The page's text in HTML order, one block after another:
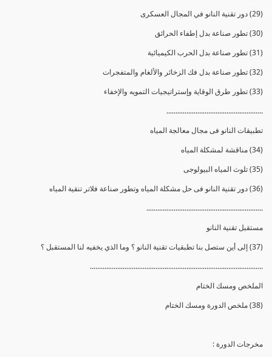
(29) دور تقنية النانو في المجال العسكرى
(30) تطور صناعة بدل إطفاء الحرائق
(31) تطور صناعة بدل الحرب الكيميائية
(32) تطور صناعة بدل فك الزخائر والألغام والمتفجرات
(33) تطور طرق الوقاية وإستراتيجيات التمويه والإخفاء
.....................................................
تطبيقات النانو فى مجال معالجة المياه
(34) مناقشة لمشكلة المياه
(35) تلوث المياه البيولوجى
(36) دور تقنية النانو فى حل مشكلة المياه وتطور صناعة فلاتر تنقية المياه
................................................................
مستقبل تقنية النانو
(37) إلى أين ستصل بنا تطبقيات تقنية النانو ؟ وما الذي يخفيه لنا المستقبل ؟
...............................................................................................
الملخص ومسك الختام
(38) ملخص الدورة ومسك الختام
مخرجات الدورة :